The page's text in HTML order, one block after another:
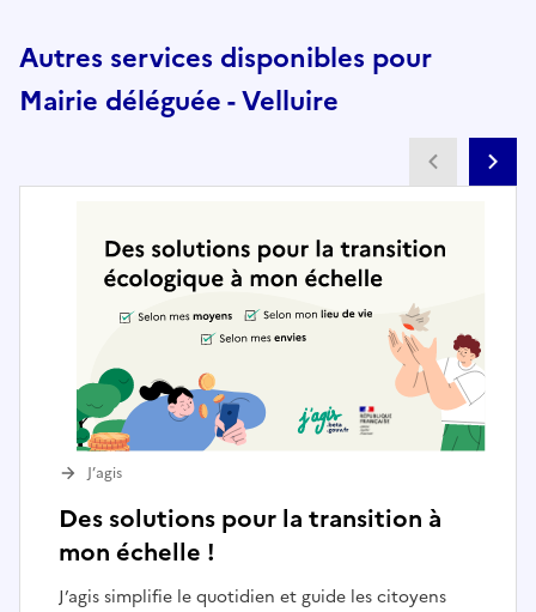
Autres services disponibles pour
Mairie déléguée - Velluire
Des solutions pour la transition à
mon échelle !
J’agis simplifie le quotidien et guide les citoyens
J’agis